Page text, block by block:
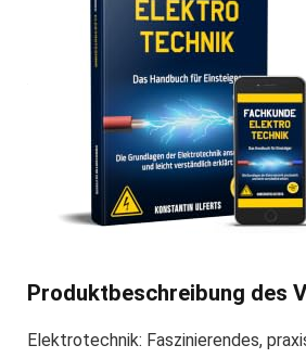
Produktbeschreibung des
Elektrotechnik: Faszinierendes,